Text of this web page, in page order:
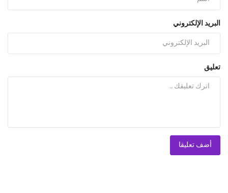
البريد الإلكتروني
تعليق
أضف تعليقا